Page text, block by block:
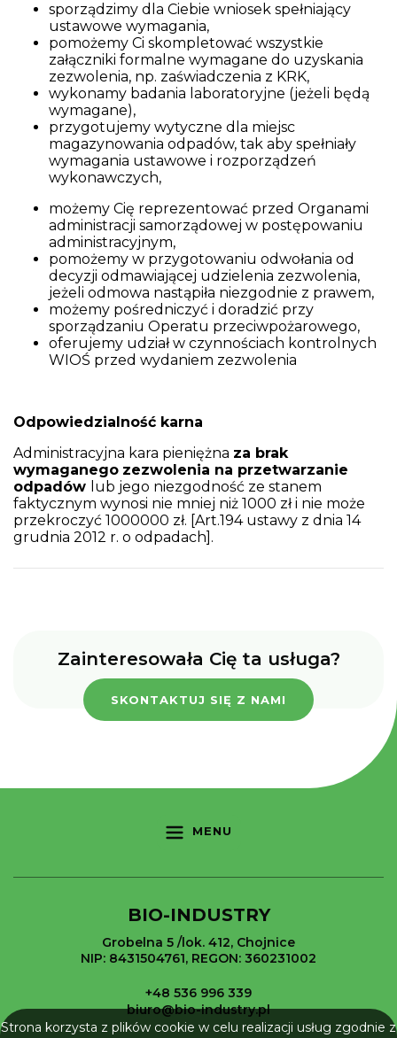
sporządzimy dla Ciebie wniosek spełniający
ustawowe wymagania,
pomożemy Ci skompletować wszystkie
załączniki formalne wymagane do uzyskania
zezwolenia, np. zaświadczenia z KRK,
wykonamy badania laboratoryjne (jeżeli będą
wymagane),
przygotujemy wytyczne dla miejsc
magazynowania odpadów, tak aby spełniały
wymagania ustawowe i rozporządzeń
wykonawczych,
możemy Cię reprezentować przed Organami
administracji samorządowej w postępowaniu
administracyjnym,
pomożemy w przygotowaniu odwołania od
decyzji odmawiającej udzielenia zezwolenia,
jeżeli odmowa nastąpiła niezgodnie z prawem,
możemy pośredniczyć i doradzić przy
sporządzaniu Operatu przeciwpożarowego,
oferujemy udział w czynnościach kontrolnych
WIOŚ przed wydaniem zezwolenia
Odpowiedzialność karna
Administracyjna kara pieniężna za brak
wymaganego zezwolenia na przetwarzanie
odpadów lub jego niezgodność ze stanem
faktycznym wynosi nie mniej niż 1000 zł i nie może
przekroczyć 1000000 zł. [Art.194 ustawy z dnia 14
grudnia 2012 r. o odpadach].
Zainteresowała Cię ta usługa?
SKONTAKTUJ SIĘ Z NAMI
MENU
BIO-INDUSTRY
Grobelna 5 /lok. 412, Chojnice
NIP: 8431504761, REGON: 360231002
+48 536 996 339
biuro@bio-industry.pl
Strona korzysta z plików cookie w celu realizacji usług zgodnie z